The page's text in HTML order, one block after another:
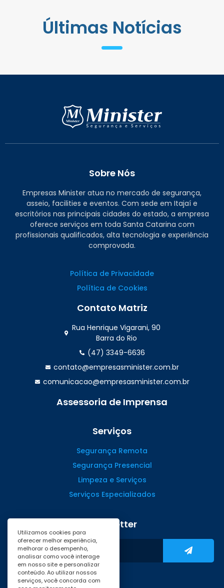
Últimas Notícias
Sobre Nós
Empresas Minister atua no mercado de segurança,
asseio, facilities e eventos. Com sede em Itajaí e
escritórios nas principais cidades do estado, a empresa
oferece serviços em toda Santa Catarina com
profissionais qualificados, alta tecnologia e experiência
comprovada.
Política de Privacidade
Política de Cookies
Contato Matriz
Rua Henrique Vigarani, 90
Barra do Rio
(47) 3349-6636
contato@empresasminister.com.br
comunicacao@empresasminister.com.br
(47) 99988.4642
Assessoria de Imprensa
Serviços
Segurança Remota
Segurança Presencial
Limpeza e Serviços
Serviços Especializados
Newsletter
Utilizamos cookies para
oferecer melhor experiência,
melhorar o desempenho,
analisar como você interage
em nosso site e personalizar
conteúdo. Ao utilizar nossos
serviços, você concorda com